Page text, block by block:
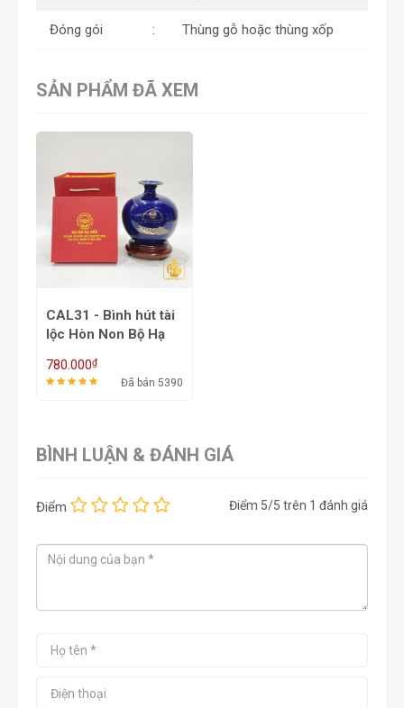
Đóng gói Thùng gỗ hoặc thùng xốp
SẢN PHẨM ĐÃ XEM
CAL31 - Bình hút tài
lộc Hòn Non Bộ Hạ
780.000₫
Đã bán 5390
BÌNH LUẬN & ĐÁNH GIÁ
Điểm Điểm 5/5 trên 1 đánh giá